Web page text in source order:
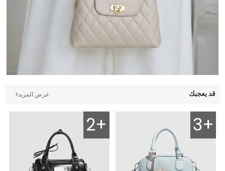
قد يعجبك عرض المزيد
3+
2+